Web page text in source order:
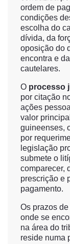
ordem de
condições
escolha do
dívida, da
oposição do
encontra e
cautelares.
O processo
por citação
ações
valor
guineenses,
por
legislação
submete o
comparecer,
prescrição e
pagamento.
Os prazos
onde se
na área do
reside numa